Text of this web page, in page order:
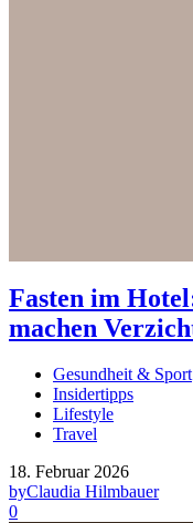
Fasten im
machen
Gesundheit & Sport
Insidertipps
Lifestyle
Travel
18. Februar 2026
byClaudia Hilmbauer
0